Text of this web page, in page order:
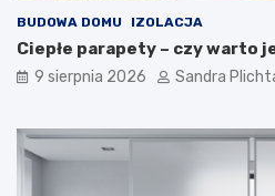
ą
?
BUDOWA DOMU IZOLACJA
Ciepłe parapety – czy warto
9 sierpnia 2026 Sandra